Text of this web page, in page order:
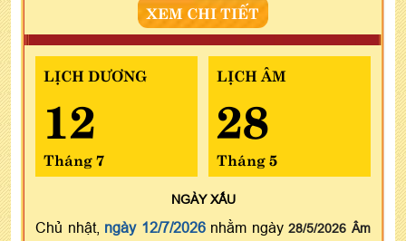
XEM CHI TIẾT
LỊCH DƯƠNG
12
Tháng 7
LỊCH ÂM
28
Tháng 5
NGÀYXẤU
Chủ nhật, ngày 12/7/2026nhằm ngày28/5/2026 Âm